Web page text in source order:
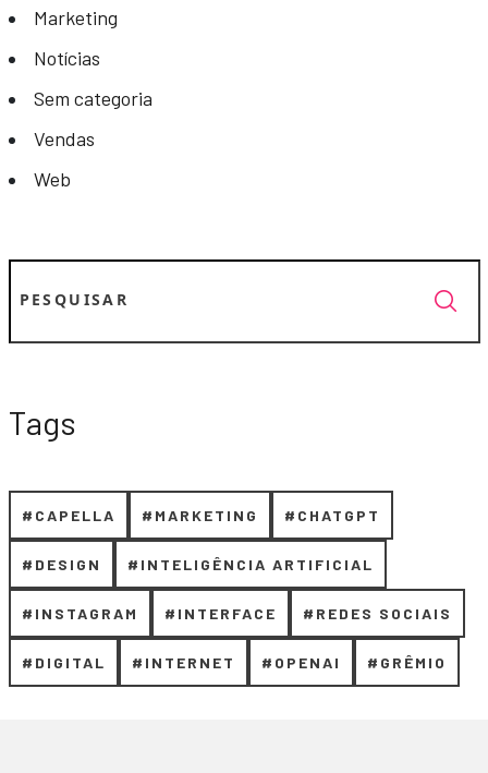
Marketing
Notícias
Sem categoria
Vendas
Web
Tags
#CAPELLA #MARKETING #CHATGPT
#DESIGN #INTELIGÊNCIA ARTIFICIAL
#INSTAGRAM #INTERFACE #REDES SOCIAIS
#DIGITAL #INTERNET #OPENAI #GRÊMIO